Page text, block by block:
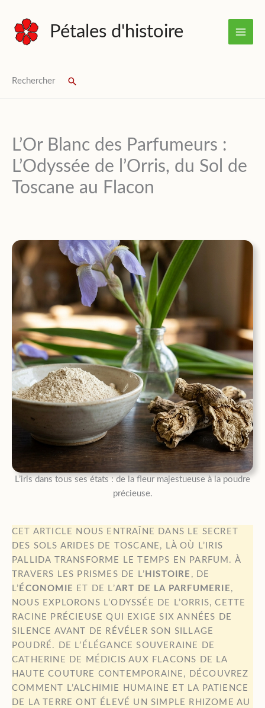
contenu
Pétales d'histoire
Rechercher Rechercher
L’Or Blanc des Parfumeurs :
L’Odyssée de l’Orris, du Sol de
Toscane au Flacon
L’iris dans tous ses états : de la fleur majestueuse à la poudre
précieuse.
CET ARTICLE NOUS ENTRAÎNE DANS LE SECRET
DES SOLS ARIDES DE TOSCANE, LÀ OÙ L’IRIS
PALLIDA TRANSFORME LE TEMPS EN PARFUM. À
TRAVERS LES PRISMES DE L’ HISTOIRE , DE
L’ ÉCONOMIE ET DE L’ART DE LA PARFUMERIE ,
NOUS EXPLORONS L’ODYSSÉE DE L’ORRIS, CETTE
RACINE PRÉCIEUSE QUI EXIGE SIX ANNÉES DE
SILENCE AVANT DE RÉVÉLER SON SILLAGE
POUDRÉ. DE L’ÉLÉGANCE SOUVERAINE DE
CATHERINE DE MÉDICIS AUX FLACONS DE LA
HAUTE COUTURE CONTEMPORAINE, DÉCOUVREZ
COMMENT L’ALCHIMIE HUMAINE ET LA PATIENCE
DE LA TERRE ONT ÉLEVÉ UN SIMPLE RHIZOME AU